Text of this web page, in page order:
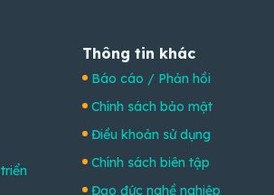
Thông tin khác
Báo cáo / Phản hồi
Chính sách bảo mật
Điều khoản sử dụng
Chính sách biên tập
Đạo đức nghề nghiệp